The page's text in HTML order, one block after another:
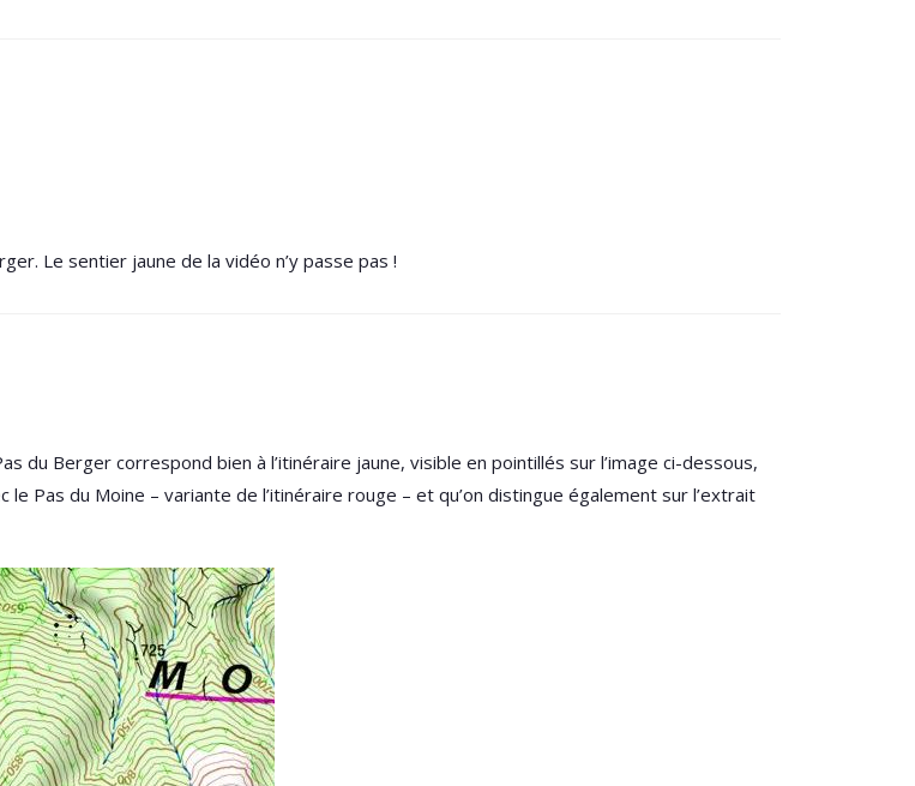
Le sentier jaune de la vidéo n’y passe pas !
du Berger correspond bien à l’itinéraire jaune, visible en pointillés sur l’image ci-dessous,
Pas du Moine – variante de l’itinéraire rouge – et qu’on distingue également sur l’extrait